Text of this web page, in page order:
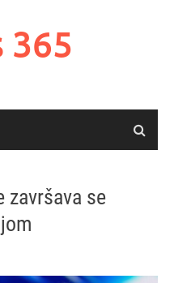
365
završava se